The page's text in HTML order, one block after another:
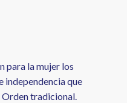
para la mujer los
independencia que
tradicional.